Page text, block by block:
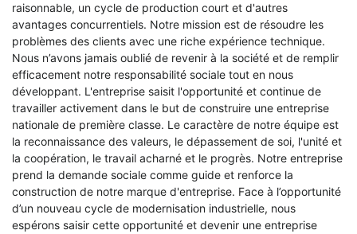
raisonnable, un cycle de production court et d'autres
avantages concurrentiels. Notre mission est de résoudre les
problèmes des clients avec une riche expérience technique.
Nous n’avons jamais oublié de revenir à la société et de remplir
efficacement notre responsabilité sociale tout en nous
développant. L'entreprise saisit l'opportunité et continue de
travailler activement dans le but de construire une entreprise
nationale de première classe. Le caractère de notre équipe est
la reconnaissance des valeurs, le dépassement de soi, l'unité et
la coopération, le travail acharné et le progrès. Notre entreprise
prend la demande sociale comme guide et renforce la
construction de notre marque d'entreprise. Face à l’opportunité
d’un nouveau cycle de modernisation industrielle, nous
espérons saisir cette opportunité et devenir une entreprise